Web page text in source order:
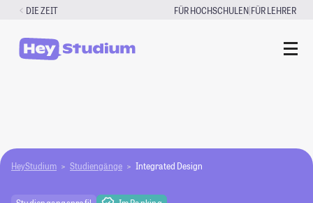
Zum
springen
DIE ZEIT FÜR HOCHSCHULEN|FÜR LEHRER
HeyStudium Studiengänge Integrated Design